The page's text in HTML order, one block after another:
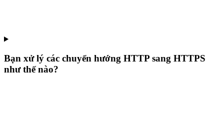
Bạn xử lý các chuyển hướng HTTP sang HTTPS
như thế nào?